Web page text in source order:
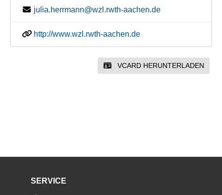
julia.herrmann@wzl.rwth-aachen.de
http://www.wzl.rwth-aachen.de
VCARD HERUNTERLADEN
SERVICE